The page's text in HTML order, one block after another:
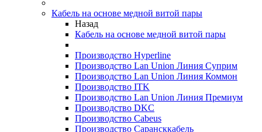
Кабель на основе медной витой пары
Назад
Кабель на основе медной витой пары
Производство Hyperline
Производство Lan Union Линия Суприм
Производство Lan Union Линия Коммон
Производство ITK
Производство Lan Union Линия Премиум
Производство DKC
Производство Cabeus
Производство Сарансккабель